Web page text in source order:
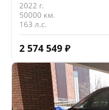
2022 г.
50000 км.
163 л.с.
2 574 549 ₽